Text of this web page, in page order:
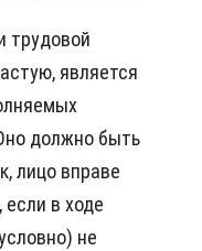
трудовой
является
должно быть
лицо вправе
в ходе
не